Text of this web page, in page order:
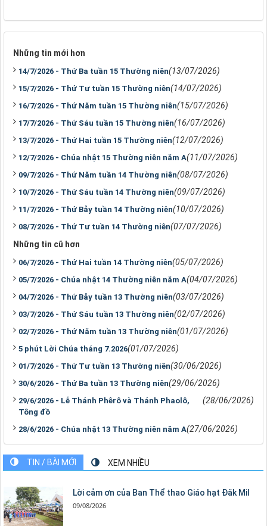
Những tin mới hơn
14/7/2026 - Thứ Ba tuần 15 Thường niên(13/07/2026)
15/7/2026 - Thứ Tư tuần 15 Thường niên(14/07/2026)
16/7/2026 - Thứ Năm tuần 15 Thường niên(15/07/2026)
17/7/2026 - Thứ Sáu tuần 15 Thường niên(16/07/2026)
13/7/2026 - Thứ Hai tuần 15 Thường niên(12/07/2026)
12/7/2026 - Chúa nhật 15 Thường niên năm A(11/07/2026)
09/7/2026 - Thứ Năm tuần 14 Thường niên(08/07/2026)
10/7/2026 - Thứ Sáu tuần 14 Thường niên(09/07/2026)
11/7/2026 - Thứ Bảy tuần 14 Thường niên(10/07/2026)
08/7/2026 - Thứ Tư tuần 14 Thường niên(07/07/2026)
Những tin cũ hơn
06/7/2026 - Thứ Hai tuần 14 Thường niên(05/07/2026)
05/7/2026 - Chúa nhật 14 Thường niên năm A(04/07/2026)
04/7/2026 - Thứ Bảy tuần 13 Thường niên(03/07/2026)
03/7/2026 - Thứ Sáu tuần 13 Thường niên(02/07/2026)
02/7/2026 - Thứ Năm tuần 13 Thường niên(01/07/2026)
5 phút Lời Chúa tháng 7.2026(01/07/2026)
01/7/2026 - Thứ Tư tuần 13 Thường niên(30/06/2026)
30/6/2026 - Thứ Ba tuần 13 Thường niên(29/06/2026)
29/6/2026 - Lễ Thánh Phêrô và Thánh Phaolô,
Tông đồ
(28/06/2026)
28/6/2026 - Chúa nhật 13 Thường niên năm A(27/06/2026)
TIN / BÀI MỚI XEM NHIỀU
Lời cảm ơn của Ban Thể thao Giáo hạt Đăk Mil
09/08/2026